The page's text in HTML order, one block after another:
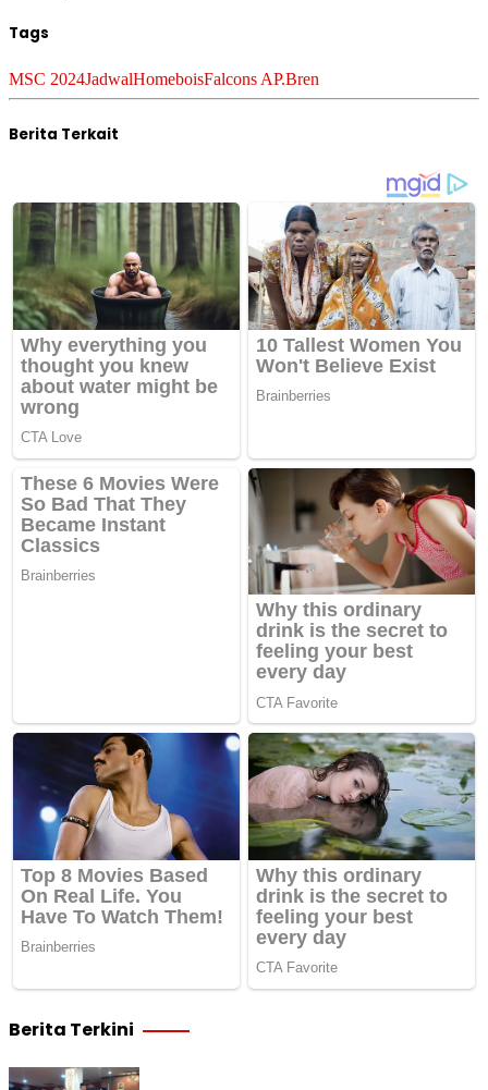
Tags
MSC 2024JadwalHomeboisFalcons AP.Bren
Berita Terkait
Berita Terkini